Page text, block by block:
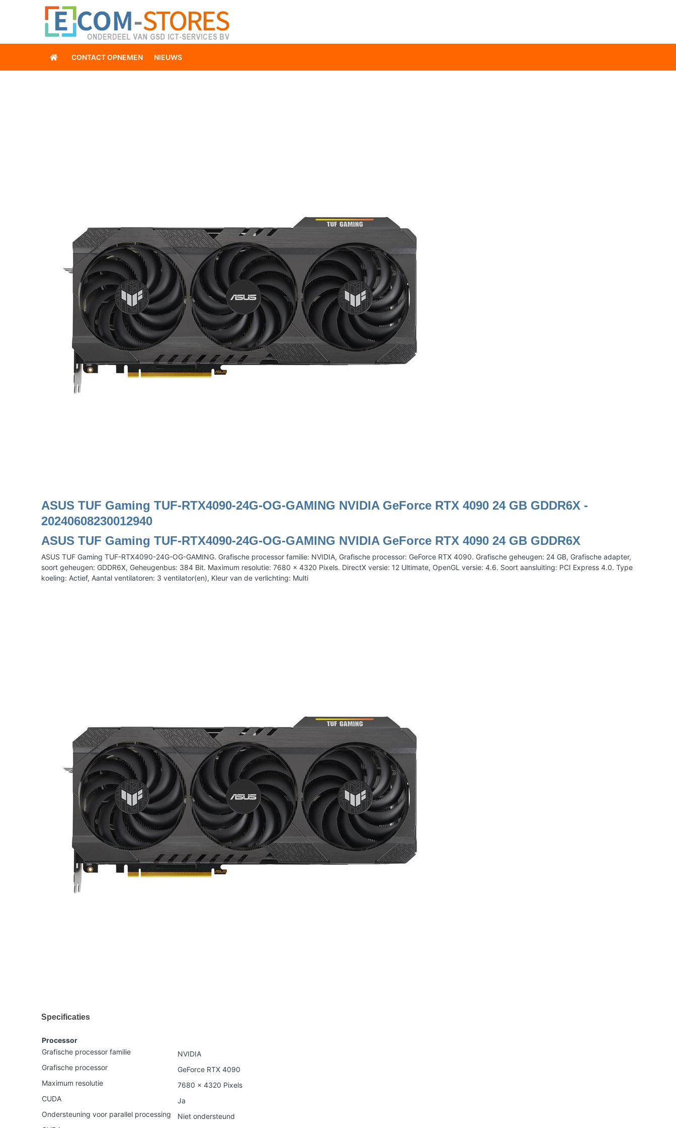
CONTACT OPNEMEN NIEUWS
ASUS TUF Gaming TUF-RTX4090-24G-OG-GAMING NVIDIA GeForce RTX 4090 24 GB GDDR6X -
20240608230012940
ASUS TUF Gaming TUF-RTX4090-24G-OG-GAMING NVIDIA GeForce RTX 4090 24 GB GDDR6X
ASUS TUF Gaming TUF-RTX4090-24G-OG-GAMING. Grafische processor familie: NVIDIA, Grafische processor: GeForce RTX 4090. Grafische geheugen: 24 GB, Grafische adapter,
soort geheugen: GDDR6X, Geheugenbus: 384 Bit. Maximum resolutie: 7680 x 4320 Pixels. DirectX versie: 12 Ultimate, OpenGL versie: 4.6. Soort aansluiting: PCI Express 4.0. Type
koeling: Actief, Aantal ventilatoren: 3 ventilator(en), Kleur van de verlichting: Multi
Specificaties
Processor
Grafische processor familie
NVIDIA
Grafische processor
GeForce RTX 4090
Maximum resolutie
7680 x 4320 Pixels
CUDA
Ja
Ondersteuning voor parallel processing
Niet ondersteund